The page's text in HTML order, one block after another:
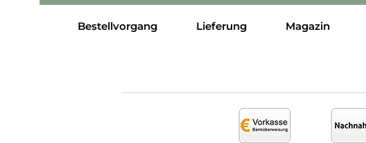
Bestellvorgang Lieferung Magazin